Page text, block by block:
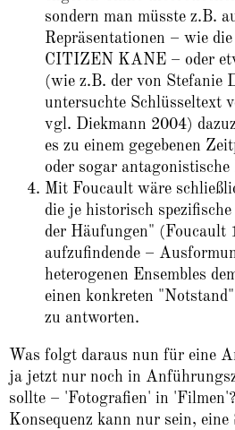
sondern man müsste z.B.
Repräsentationen – wie die
CITIZEN KANE – oder
(wie z.B. der von Stefanie
untersuchte Schlüsseltext
vgl. Diekmann 2004)
es zu einem gegebenen
oder sogar antagonistische
Mit Foucault wäre
die je historisch
der Häufungen" (Foucault
aufzufindende –
heterogenen Ensembles
einen konkreten
zu antworten.
Was folgt daraus nun für eine
ja jetzt nur noch in
sollte – 'Fotografien' in
Konsequenz kann nur sein, eine